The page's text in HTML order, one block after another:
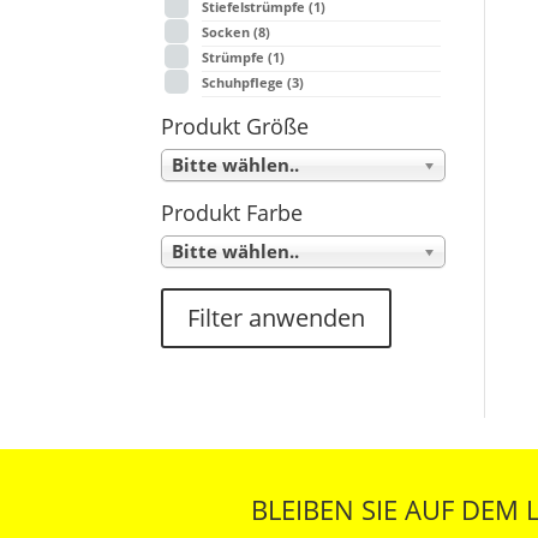
Stiefelstrümpfe (1)
Socken (8)
Strümpfe (1)
Schuhpflege (3)
Produkt Größe
Bitte wählen..
Produkt Farbe
Bitte wählen..
Filter anwenden
BLEIBEN SIE AUF DEM